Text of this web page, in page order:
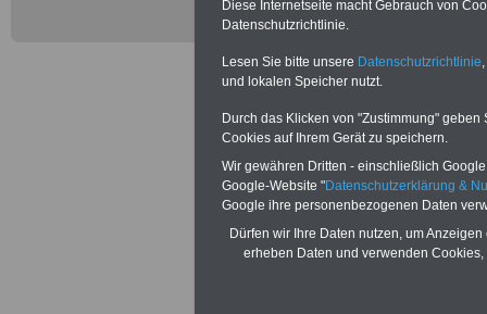
b) für
c) für
d) bei
- ohne
- mit
e) für Arbeit am
Diese Internetseite macht Gebrauch von
Datenschutzrichtlinie.
Lesen Sie bitte unsere Datenschutzrichtlinie
und lokalen Speicher nutzt.
Durch das Klicken von "Zustimmung"
Cookies auf Ihrem Gerät zu speichern.
Wir gewähren Dritten - einschließlich
Google-Website "Datenschutzerklärung &
Google ihre personenbezogenen Daten
Dürfen wir Ihre Daten nutzen, um
erheben Daten und verwenden